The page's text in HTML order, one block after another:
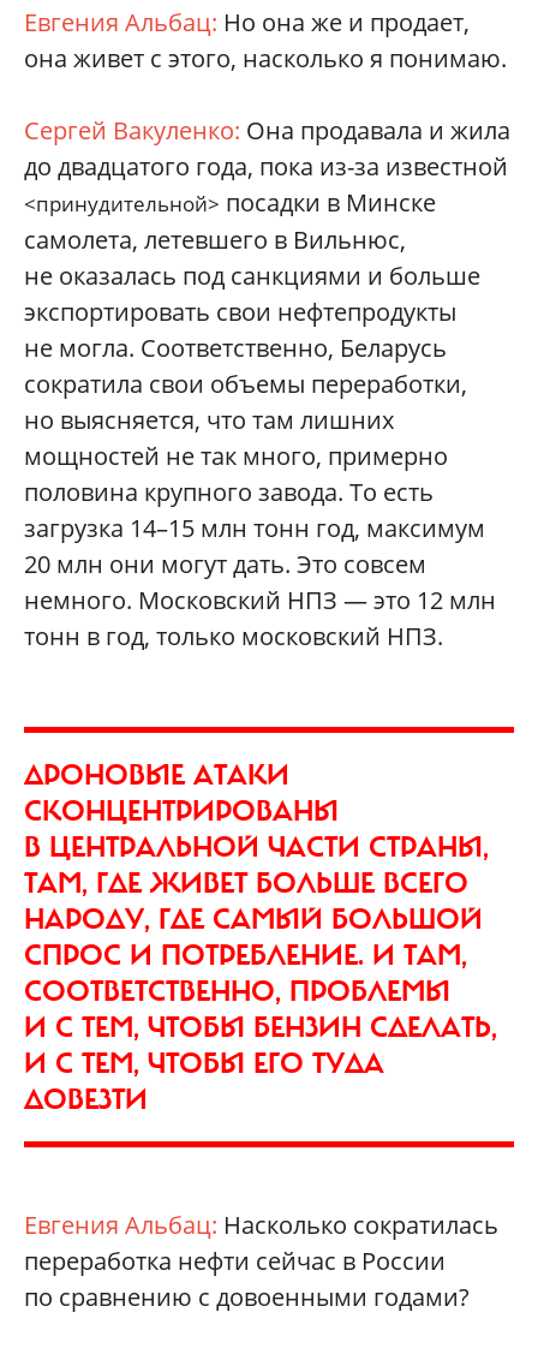
Евгения Альбац: Но она же и продает,
она живет с этого, насколько я понимаю.
Сергей Вакуленко: Она продавала и жила
до двадцатого года, пока из-за известной
<принудительной> посадки в Минске
самолета, летевшего в Вильнюс,
не оказалась под санкциями и больше
экспортировать свои нефтепродукты
не могла. Соответственно, Беларусь
сократила свои объемы переработки,
но выясняется, что там лишних
мощностей не так много, примерно
половина крупного завода. То есть
загрузка 14–15 млн тонн год, максимум
20 млн они могут дать. Это совсем
немного. Московский НПЗ — это 12 млн
тонн в год, только московский НПЗ.
ДРОНОВЫЕ АТАКИ
СКОНЦЕНТРИРОВАНЫ
В ЦЕНТРАЛЬНОЙ ЧАСТИ СТРАНЫ,
ТАМ, ГДЕ ЖИВЕТ БОЛЬШЕ ВСЕГО
НАРОДУ, ГДЕ САМЫЙ БОЛЬШОЙ
СПРОС И ПОТРЕБЛЕНИЕ. И ТАМ,
СООТВЕТСТВЕННО, ПРОБЛЕМЫ
И С ТЕМ, ЧТОБЫ БЕНЗИН СДЕЛАТЬ,
И С ТЕМ, ЧТОБЫ ЕГО ТУДА
ДОВЕЗТИ
Евгения Альбац: Насколько сократилась
переработка нефти сейчас в России
по сравнению с довоенными годами?